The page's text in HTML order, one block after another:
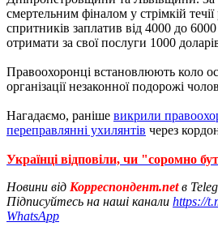
смертельним фіналом у стрімкій течії
спритників заплатив від 4000 до
отримати за свої послуги 1000
Правоохоронці встановлюють коло
організації незаконної подорожі
Нагадаємо, раніше викрили
переправлянні ухилянтів через
Українці відповіли, чи "соромно
Новини від Корреспондент.netв
Підписуйтесь на наші канали https://
WhatsApp